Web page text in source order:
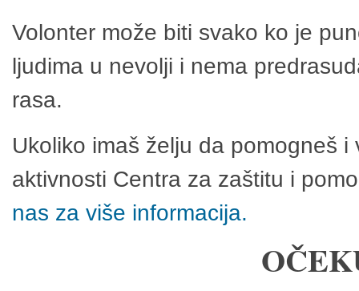
Volonter može biti svako ko je
ljudima u nevolji i nema
rasa.
Ukoliko imaš želju da pomogneš
aktivnosti Centra za zaštitu i
nas za više informacija.